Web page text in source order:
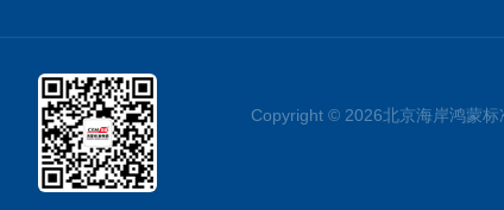
Copyright © 2026北京海岸鸿蒙